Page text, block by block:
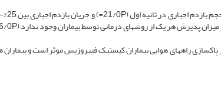
راه­های هوایی بیماران کیستیک فیبروزیس موثر است و بیماران